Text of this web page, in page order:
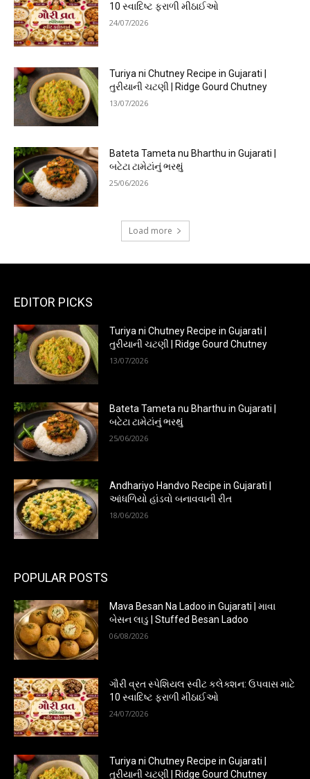
10 સ્વાદિષ્ટ ફરાળી મીઠાઈઓ
24/07/2026
Turiya ni Chutney Recipe in Gujarati |
તુરીયાની ચટણી | Ridge Gourd Chutney
13/07/2026
Bateta Tameta nu Bharthu in Gujarati |
બટેટા ટામેટાંનું ભરથું
25/06/2026
Load more
EDITOR PICKS
Turiya ni Chutney Recipe in Gujarati |
તુરીયાની ચટણી | Ridge Gourd Chutney
13/07/2026
Bateta Tameta nu Bharthu in Gujarati |
બટેટા ટામેટાંનું ભરથું
25/06/2026
Andhariyo Handvo Recipe in Gujarati |
આંધળિયો હાંડવો બનાવવાની રીત
18/06/2026
POPULAR POSTS
Mava Besan Na Ladoo in Gujarati | માવા
બેસન લાડુ | Stuffed Besan Ladoo
06/08/2026
ગૌરી વ્રત સ્પેશિયલ સ્વીટ કલેક્શન: ઉપવાસ માટે
10 સ્વાદિષ્ટ ફરાળી મીઠાઈઓ
24/07/2026
Turiya ni Chutney Recipe in Gujarati |
તુરીયાની ચટણી | Ridge Gourd Chutney